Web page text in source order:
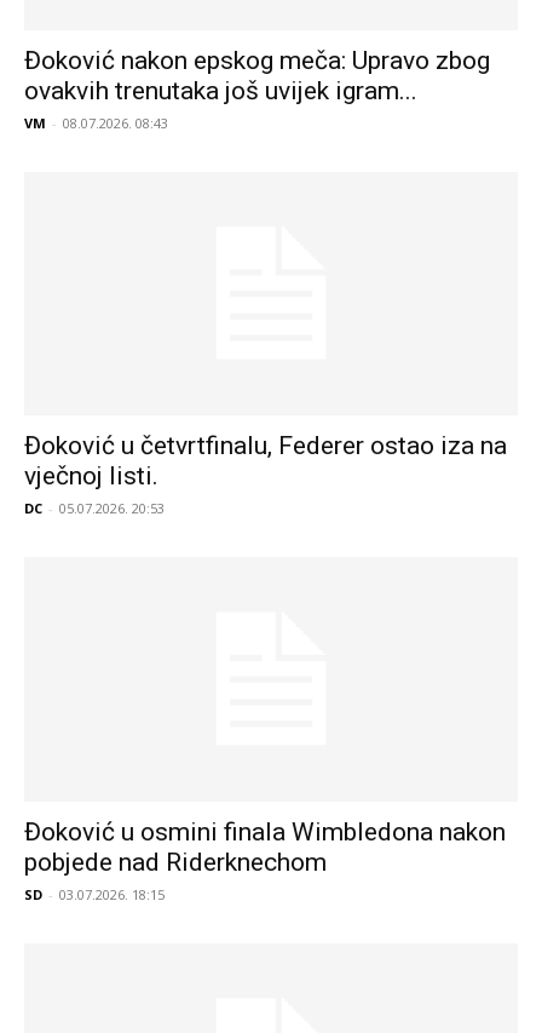
Đoković nakon epskog meča: Upravo zbog
ovakvih trenutaka još uvijek igram...
VM - 08.07.2026. 08:43
Đoković u četvrtfinalu, Federer ostao iza na
vječnoj listi.
DC - 05.07.2026. 20:53
Đoković u osmini finala Wimbledona nakon
pobjede nad Riderknechom
SD - 03.07.2026. 18:15